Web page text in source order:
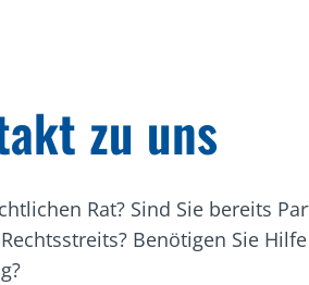
zu uns
Rat? Sind Sie bereits
Benötigen Sie